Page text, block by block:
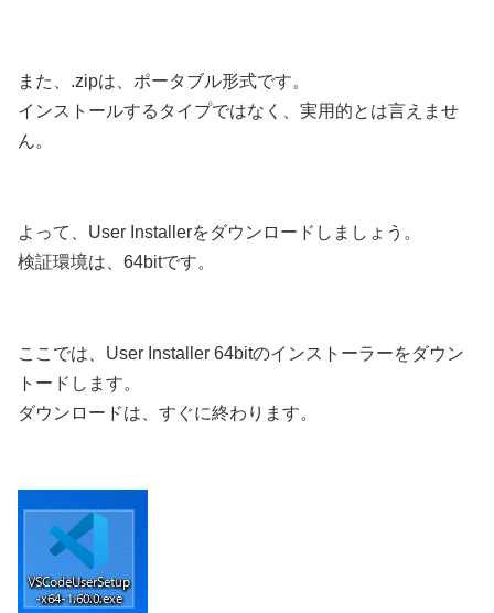
また、.zipは、ポータブル形式です。
インストールするタイプではなく、実用的とは言えませ
ん。
よって、User Installerをダウンロードしましょう。
検証環境は、64bitです。
ここでは、User Installer 64bitのインストーラーをダウン
トードします。
ダウンロードは、すぐに終わります。